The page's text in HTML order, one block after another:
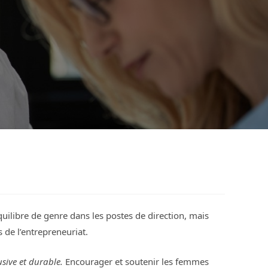
de genre dans les postes de direction, mais
l’entrepreneuriat.
et durable. Encourager et soutenir les femmes